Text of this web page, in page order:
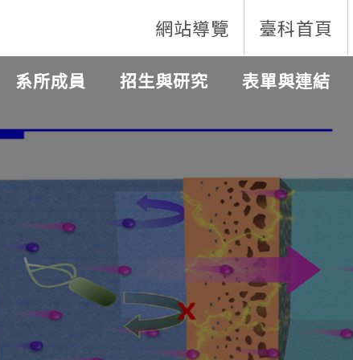
網站導覽 臺科首頁
系所成員 招生與研究 表單與連結